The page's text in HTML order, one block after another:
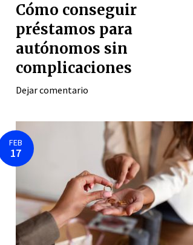
Cómo conseguir
préstamos para
autónomos sin
complicaciones
Dejar comentario
FEB
17